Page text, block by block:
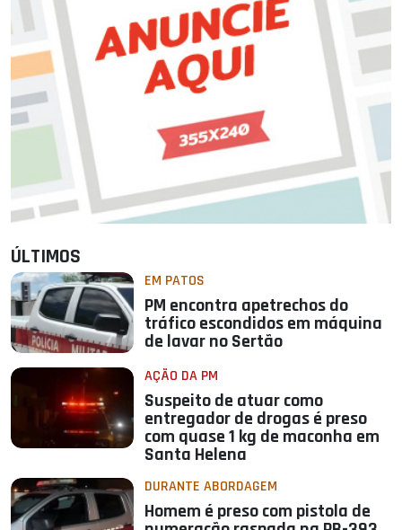
ÚLTIMOS
EM PATOS
PM encontra apetrechos do
tráfico escondidos em máquina
de lavar no Sertão
AÇÃO DA PM
Suspeito de atuar como
entregador de drogas é preso
com quase 1 kg de maconha em
Santa Helena
DURANTE ABORDAGEM
Homem é preso com pistola de